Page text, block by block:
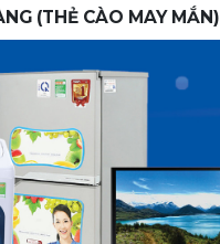
(THẺ CÀO MAY MẮN)